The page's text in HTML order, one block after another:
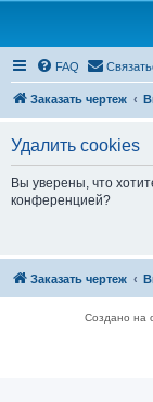
FAQ
Заказать чертеж
Удалить cookies
Вы уверены, что
конференцией?
Заказать чертеж
Создано на